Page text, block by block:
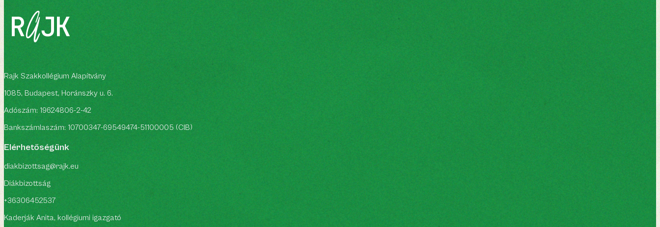
Rajk Szakkollégium Alapítvány
1085, Budapest, Horánszky u. 6.
Adószám: 19624806-2-42
Bankszámlaszám: 10700347-69549474-51100005 (CIB)
Elérhetőségünk
diakbizottsag@rajk.eu
Diákbizottság
+36306452537
Kaderják Anita, kollégiumi igazgató